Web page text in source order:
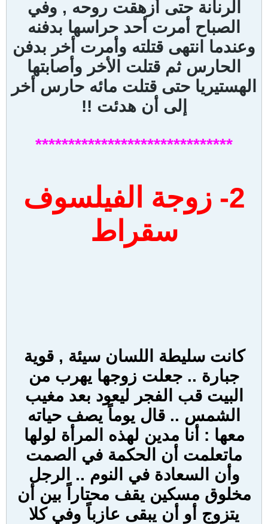
الرنانة حتى أزهقت روحه , وفي
الصباح أمرت أحد حراسها بدفنه
وعندما انتهى قتلته وأمرت أخر بدفن
الحارس ثم قتلت الأخر وأصابتها
الهستيريا حتى قتلت مائه حارس أخر
إلى أن هدئت !!
******************************
2- زوجة الفيلسوف
سقراط
كانت سليطة اللسان سيئة , قوية
جبارة .. جعلت زوجها يهرب من
البيت قب الفجر ليعود بعد مغيب
الشمس .. قال يوماً يصف حياته
معها : أنا مدين لهذه المرأة لولها
ماتعلمت أن الحكمة في الصمت
وأن السعادة في النوم .. الرجل
مخلوق مسكين يقف محتاراً بين أن
يتزوج أو أن يبقى عازباً وفي كلا